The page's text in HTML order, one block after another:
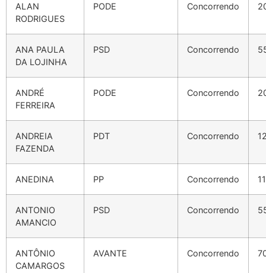
ALAN
RODRIGUES
PODE Concorrendo
ANA PAULA
DA LOJINHA
PSD Concorrendo
ANDRÉ
FERREIRA
PODE Concorrendo
ANDREIA
FAZENDA
PDT Concorrendo
ANEDINA PP Concorrendo
ANTONIO
AMANCIO
PSD Concorrendo
ANTÔNIO
CAMARGOS
AVANTE Concorrendo